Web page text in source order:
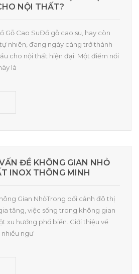
NỘI THẤT?
Gỗ Cao SuĐồ gỗ cao su, hay còn
nhiên, đang ngày càng trở thành
cho nội thất hiện đại. Một điểm nổi
là
ĐỀ KHÔNG GIAN NHỎ
INOX THÔNG MINH
Gian NhỏTrong bối cảnh đô thị
tăng, việc sống trong không gian
xu hướng phổ biến. Giới thiệu về
nhiều ngư